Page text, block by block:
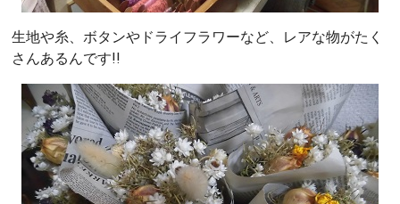
生地や糸、ボタンやドライフラワーなど、レアな物がたく
さんあるんです!!